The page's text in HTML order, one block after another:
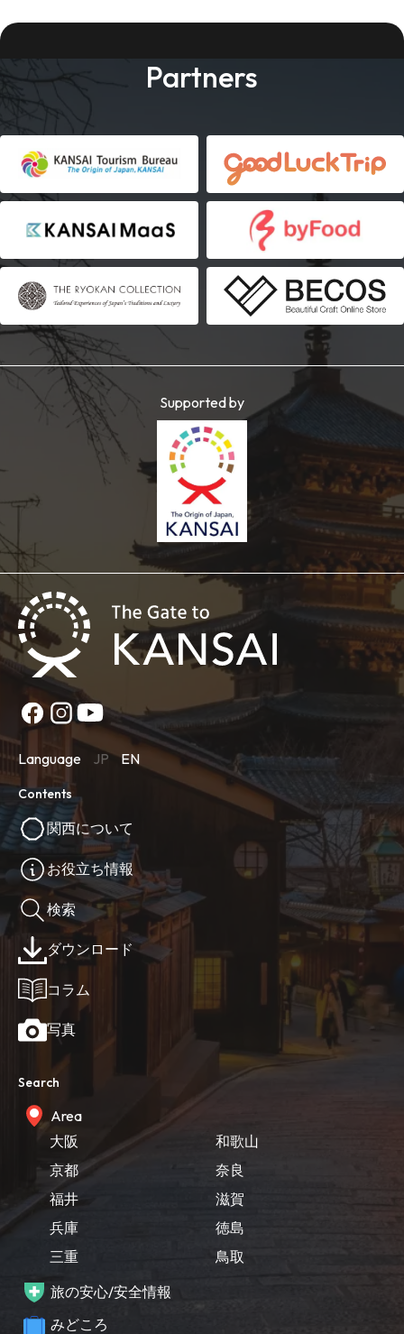
Partners
Supported by
Language JP EN
Contents
関西について
お役立ち情報
検索
ダウンロード
コラム
写真
Search
Area
大阪
京都
福井
兵庫
三重
和歌山
奈良
滋賀
徳島
鳥取
旅の安心/安全情報
みどころ